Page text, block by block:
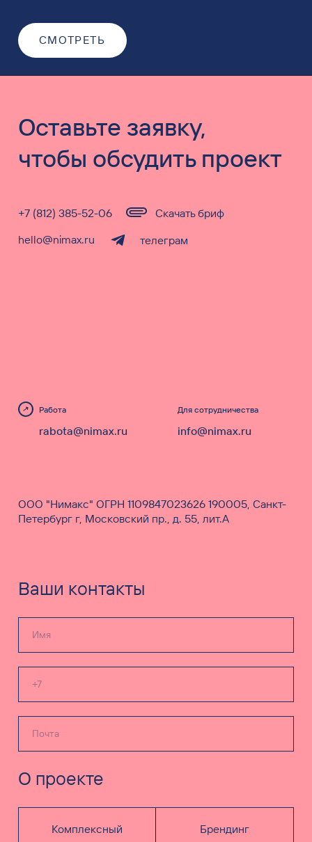
СМОТРЕТЬ
Оставьте заявку,
чтобы обсудить проект
hello@nimax.ru
+7 (812) 385-52-06
телеграм
Скачать бриф
Работа
rabota@nimax.ru
Для сотрудничества
info@nimax.ru
ООО "Нимакс" ОГРН 1109847023626 190005, Санкт-
Петербург г, Московский пр., д. 55, лит.А
Ваши контакты
О проекте
Комплексный Брендинг